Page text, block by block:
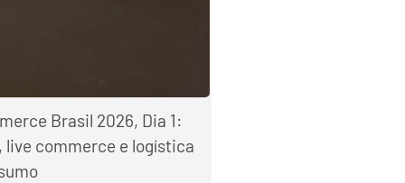
Brasil 2026, Dia 1:
commerce e logística